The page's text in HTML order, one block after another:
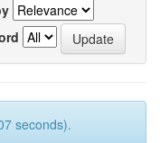
seconds).